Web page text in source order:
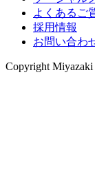
よくあるご
採用情報
お問い合わ
Copyright